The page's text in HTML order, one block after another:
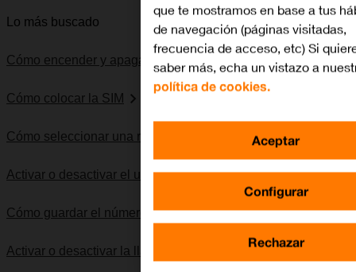
Lo más buscado
Cómo encender y apagar el móvil
Cómo colocar la SIM
Cómo seleccionar una red
Activar o desactivar el uso del código PIN
Cómo guardar el número del contestador
Activar o desactivar la llamada en espera
que te mostramos en base a tus
de navegación (páginas visitadas,
frecuencia de acceso, etc) Si
saber más, echa un vistazo a
política de cookies.
Configurar
Rechazar
Aceptar